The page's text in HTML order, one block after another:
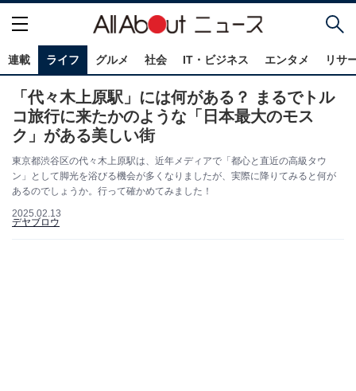
連載 ライフ グルメ 社会 IT・ビジネス エンタメ リサ
「代々木上原駅」には何がある？ まるでトル
コ旅行に来たかのような「日本最大のモス
ク」がある美しい街
東京都渋谷区の代々木上原駅は、近年メディアで「都心と直近の高級タウ
ン」として脚光を浴びる機会が多くなりましたが、実際に降りてみると何が
あるのでしょうか。行って確かめてみました！
2025.02.13
デヤブロウ